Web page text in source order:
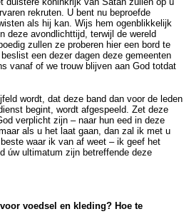
rekruten. U bent nu beproefde
als hij kan. Wijs hem ogenblikkelijk
deze avondlichttijd, terwijl de wereld
zullen ze proberen hier een bord te
een dezer dagen deze gemeenten
vanaf of we trouw blijven aan God totdat
wordt, dat deze band dan voor de leden
begint, wordt afgespeeld. Zet deze
verplicht zijn – naar hun eed in deze
als u het laat gaan, dan zal ik met u
waar ik van af weet – ik geef het
úw ultimatum zijn betreffende deze
voedsel en kleding? Hoe te